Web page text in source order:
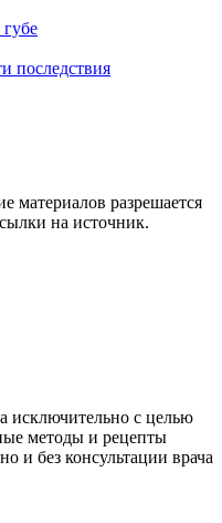
последствия
материалов разрешается
на источник.
исключительно с целью
методы и рецепты
и без консультации врача